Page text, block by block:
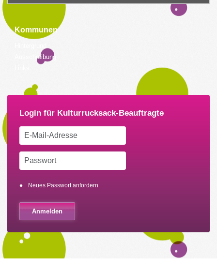
Kommunen
Ausschreibung
Neues Passwort anfordern